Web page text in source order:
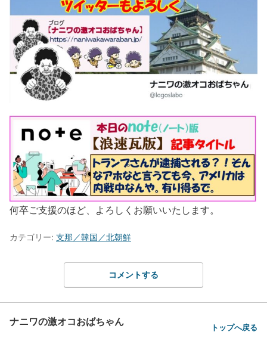
何卒ご支援のほど、よろしくお願いいたします。
カテゴリー: 支那／韓国／北朝鮮
コメントする
ナニワの激オコおばちゃん トップへ戻る